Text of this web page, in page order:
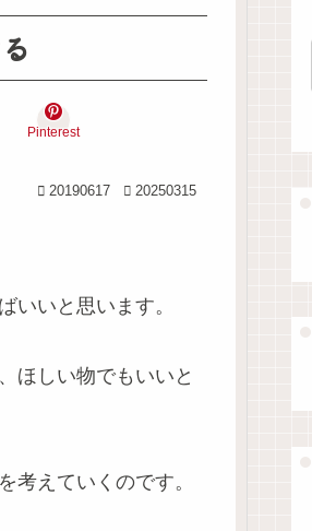
Pinterest
20190617 20250315
いいと思います。
ほしい物でもいいと
考えていくのです。